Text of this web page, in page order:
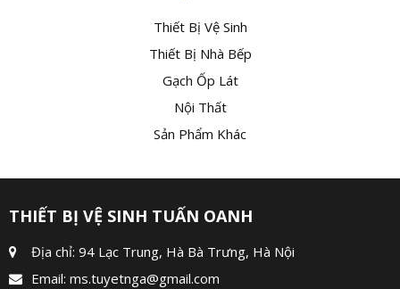
Thiết Bị Vệ Sinh
Thiết Bị Nhà Bếp
Gạch Ốp Lát
Nội Thất
Sản Phẩm Khác
THIẾT BỊ VỆ SINH TUẤN OANH
Địa chỉ: 94 Lạc Trung, Hà Bà Trưng, Hà Nội
Email: ms.tuyetnga@gmail.com